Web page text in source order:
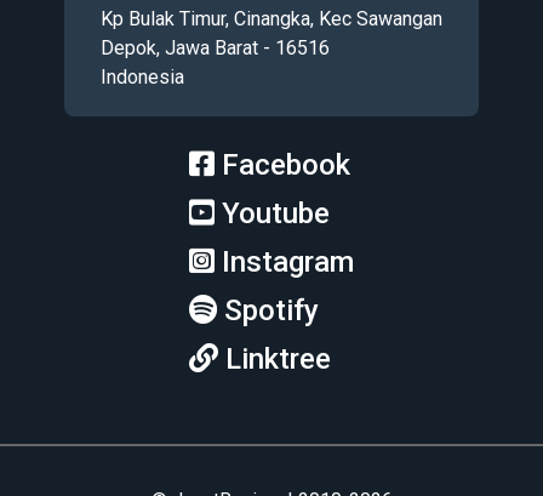
Kp Bulak Timur, Cinangka, Kec Sawangan
Depok, Jawa Barat - 16516
Indonesia
Facebook
Youtube
Instagram
Spotify
Linktree